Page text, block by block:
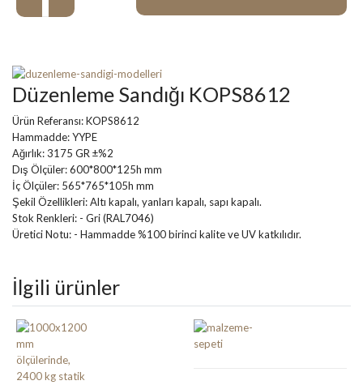
Düzenleme Sandığı KOPS8612
Ürün Referansı: KOPS8612
Hammadde: YYPE
Ağırlık: 3175 GR ±%2
Dış Ölçüler: 600*800*125h mm
İç Ölçüler: 565*765*105h mm
Şekil Özellikleri: Altı kapalı, yanları kapalı, sapı kapalı.
Stok Renkleri: - Gri (RAL7046)
Üretici Notu: - Hammadde %100 birinci kalite ve UV katkılıdır.
İlgili ürünler